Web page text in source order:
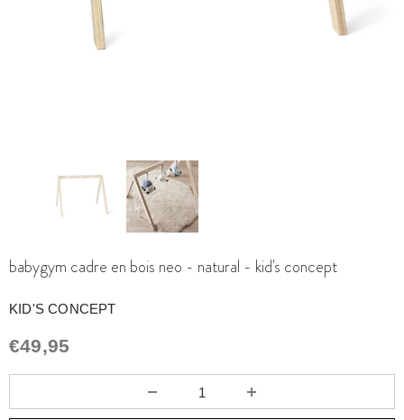
babygym cadre en bois neo - natural - kid's concept
KID'S CONCEPT
€49,95